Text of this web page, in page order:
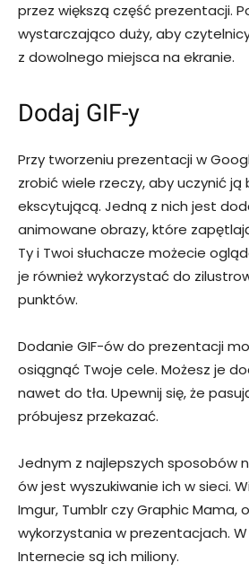
przez większą część prezentacji.
wystarczająco duży, aby
z dowolnego miejsca na ekranie.
Dodaj GIF-y
Przy tworzeniu prezentacji w
zrobić wiele rzeczy, aby uczynić ją
ekscytującą. Jedną z nich jest
animowane obrazy, które
Ty i Twoi słuchacze możecie
je również wykorzystać do
punktów.
Dodanie GIF-ów do prezentacji
osiągnąć Twoje cele. Możesz je
nawet do tła. Upewnij się, że
próbujesz przekazać.
Jednym z najlepszych sposobów
ów jest wyszukiwanie ich w sieci.
Imgur, Tumblr czy Graphic Mama,
wykorzystania w prezentacjach.
Internecie są ich miliony.